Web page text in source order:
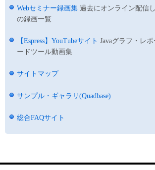
Webセミナー録画集 過去にオンライン配信
の録画一覧
【Espress】YouTubeサイト Javaグラフ・レ
ードツール動画集
サイトマップ
サンプル・ギャラリ(Quadbase)
総合FAQサイト